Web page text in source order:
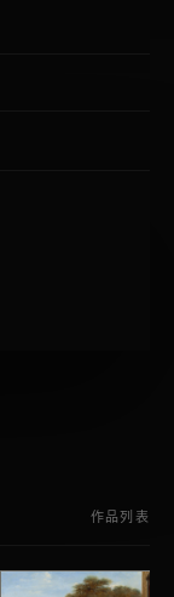
作品列表